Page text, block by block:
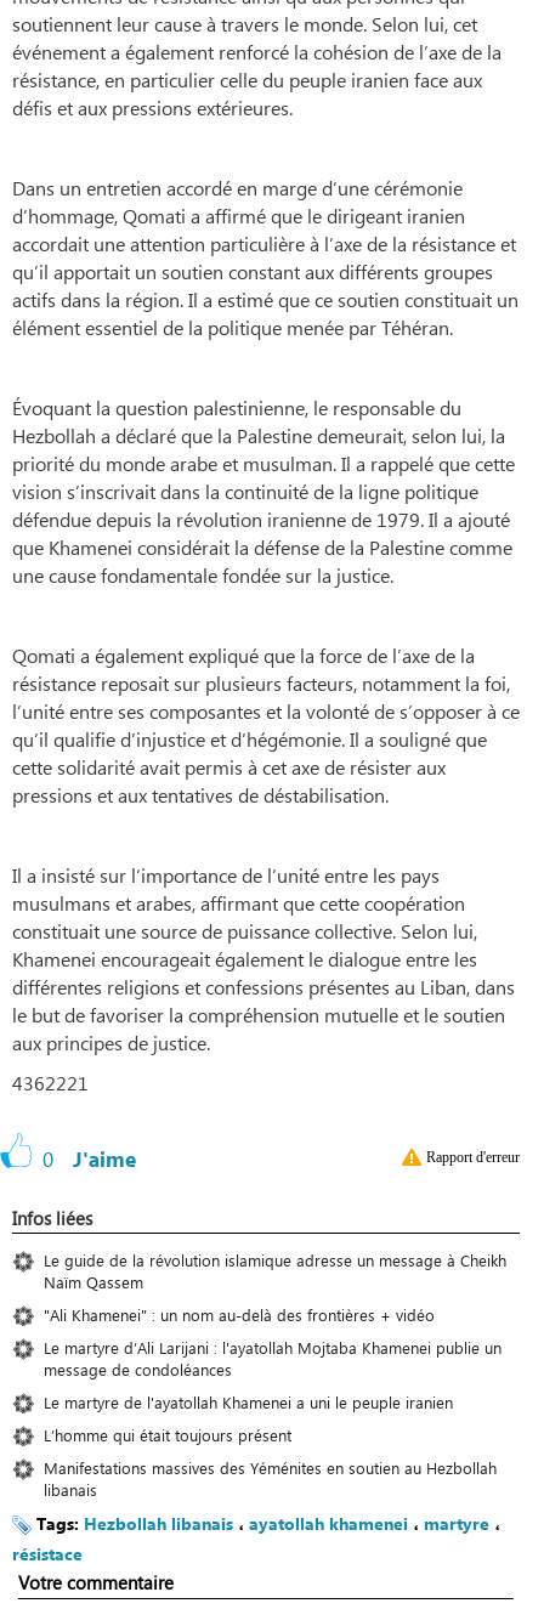
soutiennent leur cause à travers le monde. Selon lui, cet
événement a également renforcé la cohésion de l’axe de la
résistance, en particulier celle du peuple iranien face aux
défis et aux pressions extérieures.
Dans un entretien accordé en marge d’une cérémonie
d’hommage, Qomati a affirmé que le dirigeant iranien
accordait une attention particulière à l’axe de la résistance et
qu’il apportait un soutien constant aux différents groupes
actifs dans la région. Il a estimé que ce soutien constituait un
élément essentiel de la politique menée par Téhéran.
Évoquant la question palestinienne, le responsable du
Hezbollah a déclaré que la Palestine demeurait, selon lui, la
priorité du monde arabe et musulman. Il a rappelé que cette
vision s’inscrivait dans la continuité de la ligne politique
défendue depuis la révolution iranienne de 1979. Il a ajouté
que Khamenei considérait la défense de la Palestine comme
une cause fondamentale fondée sur la justice.
Qomati a également expliqué que la force de l’axe de la
résistance reposait sur plusieurs facteurs, notamment la foi,
l’unité entre ses composantes et la volonté de s’opposer à ce
qu’il qualifie d’injustice et d’hégémonie. Il a souligné que
cette solidarité avait permis à cet axe de résister aux
pressions et aux tentatives de déstabilisation.
Il a insisté sur l’importance de l’unité entre les pays
musulmans et arabes, affirmant que cette coopération
constituait une source de puissance collective. Selon lui,
Khamenei encourageait également le dialogue entre les
différentes religions et confessions présentes au Liban, dans
le but de favoriser la compréhension mutuelle et le soutien
aux principes de justice.
4362221
0 J'aime Rapport d'erreur
Infos liées
Le guide de la révolution islamique adresse un message à Cheikh
Naïm Qassem
"Ali Khamenei" : un nom au-delà des frontières + vidéo
Le martyre d’Ali Larijani : l'ayatollah Mojtaba Khamenei publie un
message de condoléances
Le martyre de l'ayatollah Khamenei a uni le peuple iranien
L’homme qui était toujours présent
Manifestations massives des Yéménites en soutien au Hezbollah
libanais
Tags: Hezbollah libanais ، ayatollah khamenei ، martyre ،
résistace
Votre commentaire